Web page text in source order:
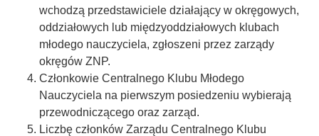
wchodzą przedstawiciele działający w okręgowych,
oddziałowych lub międzyoddziałowych klubach
młodego nauczyciela, zgłoszeni przez zarządy
okręgów ZNP.
Członkowie Centralnego Klubu Młodego
Nauczyciela na pierwszym posiedzeniu wybierają
przewodniczącego oraz zarząd.
Liczbę członków Zarządu Centralnego Klubu